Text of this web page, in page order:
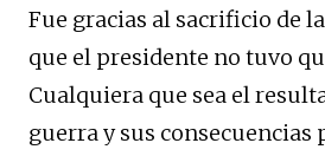
Fue gracias al sacrificio de
que el presidente no tuvo
Cualquiera que sea el
guerra y sus consecuencias